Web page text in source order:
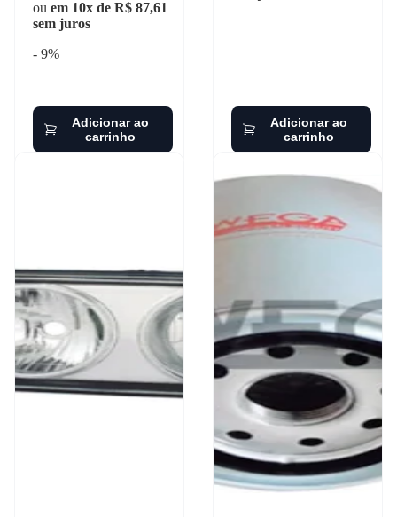
ou em 10x de R$ 87,61
sem juros
- 9%
Adicionar ao
carrinho
Adicionar ao
carrinho